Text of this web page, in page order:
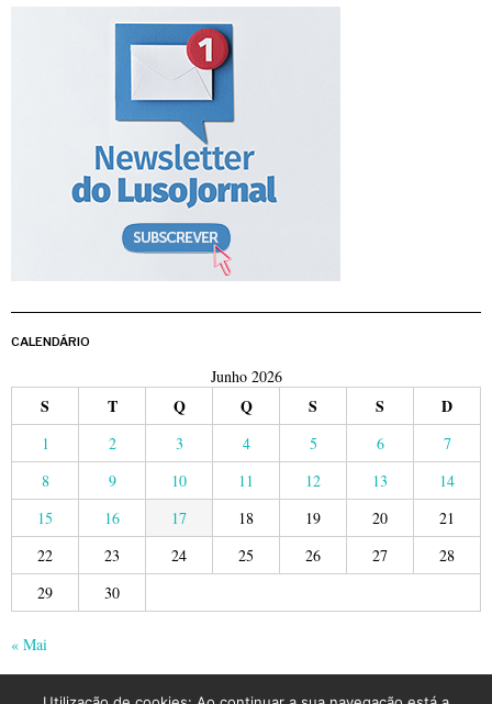
CALENDÁRIO
Junho 2026
S T Q Q S S D
1 2 3 4 5 6
7
8
9 10 11 12 13
14
15
16 17 18 19 20
21
22
23 24 25 26 27
28
29
30
« Mai